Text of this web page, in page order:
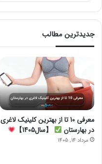
جدیدترین مطالب
معرفی 10 تا از بهترین کلینیک لاغری
در بهارستان
【سال1405】
مرداد 14, 1405